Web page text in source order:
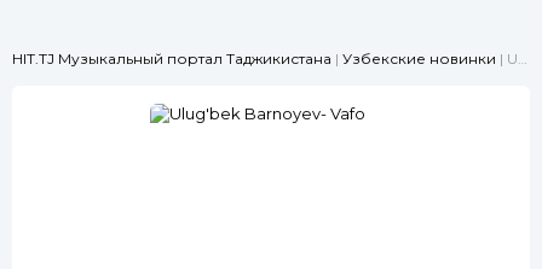
HIT.TJ Музыкальный портал Таджикистана | Узбекские новинки | Ulug'bek Barnoyev- Vafo